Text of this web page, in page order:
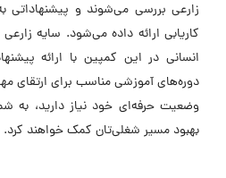
زارعی بررسی می‌شوند و
کاریابی ارائه داده می‌شود. سایه
انسانی در این کمپین با ارائه
دوره‌های آموزشی مناسب برای ارتقای
وضعیت حرفه‌ای خود نیاز دارید، به
بهبود مسیر شغلی‌تان کمک خواهند کرد.